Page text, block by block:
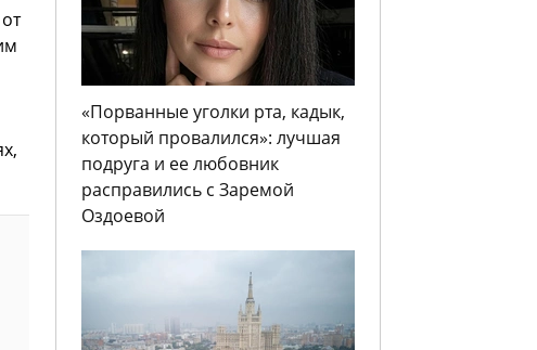
«Порванные уголки рта, кадык,
который провалился»: лучшая
подруга и ее любовник
расправились с Заремой
Оздоевой